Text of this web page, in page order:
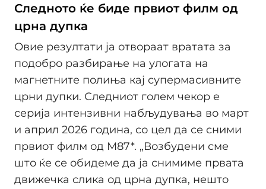
Следното ќе биде првиот филм од
црна дупка
Овие резултати ја отвораат вратата за
подобро разбирање на улогата на
магнетните полиња кај супермасивните
црни дупки. Следниот голем чекор е
серија интензивни набљудувања во март
и април 2026 година, со цел да се сними
првиот филм од М87*. „Возбудени сме
што ќе се обидеме да ја снимиме првата
движечка слика од црна дупка, нешто